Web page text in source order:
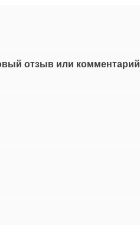
отзыв или комментарий